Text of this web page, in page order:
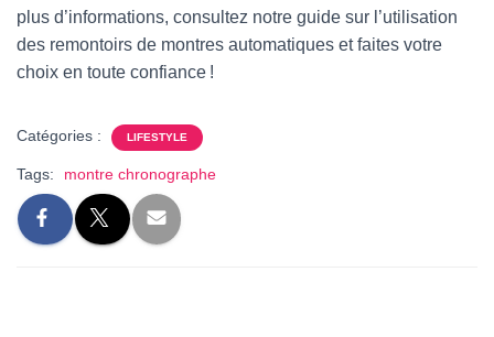
plus d’informations, consultez notre guide sur l’utilisation
des remontoirs de montres automatiques et faites votre
choix en toute confiance !
Catégories : LIFESTYLE
Tags: montre chronographe